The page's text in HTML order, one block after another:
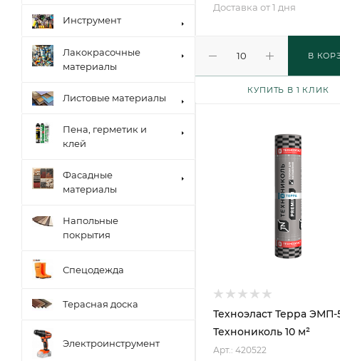
Доставка от 1 дня
В
КУПИТЬ В 1 КЛИК
Техноэласт Терра ЭМП-
Технониколь 10 м²
Арт.: 420522
Инструмент
Лакокрасочные
материалы
Листовые материалы
Пена, герметик и
клей
Фасадные
материалы
Напольные
покрытия
Спецодежда
Терасная доска
Электроинструмент